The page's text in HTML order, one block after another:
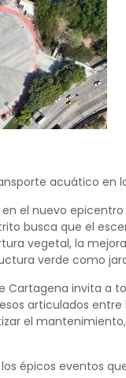
acuático en
el nuevo
busca que el
vegetal, la
verde como
Cartagena invita a
articulados
el
los épicos eventos